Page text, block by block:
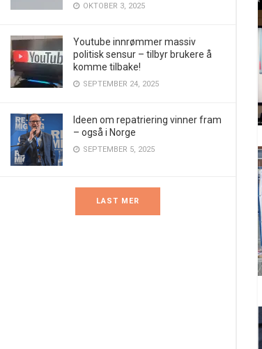
OKTOBER 3, 2025
Youtube innrømmer massiv
politisk sensur – tilbyr brukere å
komme tilbake!
SEPTEMBER 24, 2025
Ideen om repatriering vinner fram
– også i Norge
SEPTEMBER 5, 2025
LAST MER